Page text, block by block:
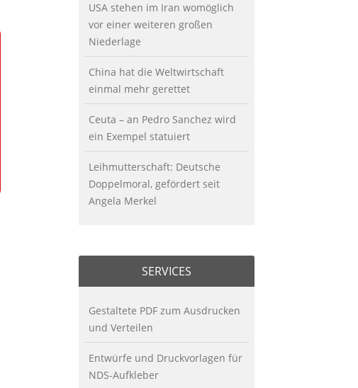
USA stehen im Iran womöglich
vor einer weiteren großen
Niederlage
China hat die Weltwirtschaft
einmal mehr gerettet
Ceuta – an Pedro Sanchez wird
ein Exempel statuiert
Leihmutterschaft: Deutsche
Doppelmoral, gefördert seit
Angela Merkel
SERVICES
Gestaltete PDF zum Ausdrucken
und Verteilen
Entwürfe und Druckvorlagen für
NDS-Aufkleber